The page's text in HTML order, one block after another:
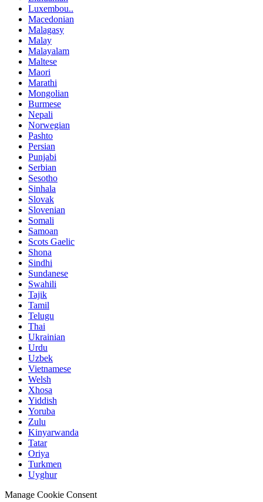
Luxembou..
Macedonian
Malagasy
Malay
Malayalam
Maltese
Maori
Marathi
Mongolian
Burmese
Nepali
Norwegian
Pashto
Persian
Punjabi
Serbian
Sesotho
Sinhala
Slovak
Slovenian
Somali
Samoan
Scots Gaelic
Shona
Sindhi
Sundanese
Swahili
Tajik
Tamil
Telugu
Thai
Ukrainian
Urdu
Uzbek
Vietnamese
Welsh
Xhosa
Yiddish
Yoruba
Zulu
Kinyarwanda
Tatar
Oriya
Turkmen
Uyghur
Manage Cookie Consent